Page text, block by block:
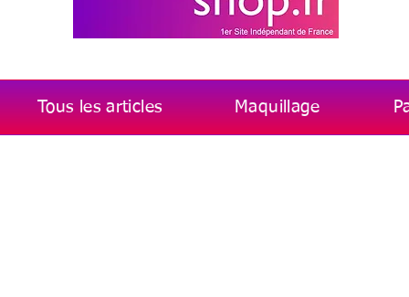
Tous les articles Maquillage